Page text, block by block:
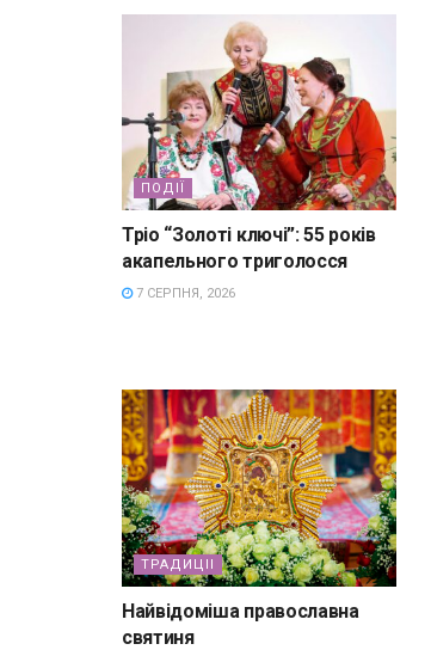
ПОДІЇ
Тріо “Золоті ключі”: 55 років
акапельного триголосся
7 СЕРПНЯ, 2026
ТРАДИЦІІ
Найвідоміша православна
святиня